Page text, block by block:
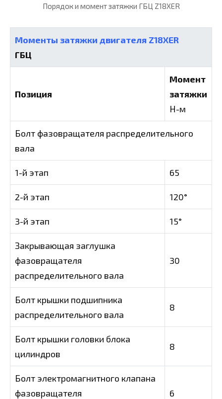
Порядок и момент затяжки ГБЦ Z18XER
Моменты затяжки двигателя Z18XER
ГБЦ
Позиция
Момент
затяжки
Н-м
Болт фазовращателя распределительного
вала
1-й этап 65
2-й этап 120°
3-й этап 15°
Закрывающая заглушка
фазовращателя
распределительного вала
30
Болт крышки подшипника
распределительного вала
8
Болт крышки головки блока
цилиндров
8
Болт электромагнитного клапана
фазовращателя
6